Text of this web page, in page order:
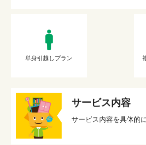
単身引越しプラン
サービス内容
サービス内容を具体的